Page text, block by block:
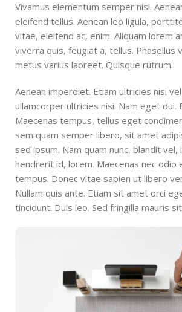
Vivamus elementum semper nisi.
eleifend tellus. Aenean leo ligula,
vitae, eleifend ac, enim. Aliquam lorem
viverra quis, feugiat a, tellus. Phasellus
metus varius laoreet. Quisque rutrum.
Aenean imperdiet. Etiam ultricies nisi
ullamcorper ultricies nisi. Nam eget dui.
Maecenas tempus, tellus eget
sem quam semper libero, sit amet
sed ipsum. Nam quam nunc, blandit vel,
hendrerit id, lorem. Maecenas nec odio
tempus. Donec vitae sapien ut libero
Nullam quis ante. Etiam sit amet orci
tincidunt. Duis leo. Sed fringilla mauris sit